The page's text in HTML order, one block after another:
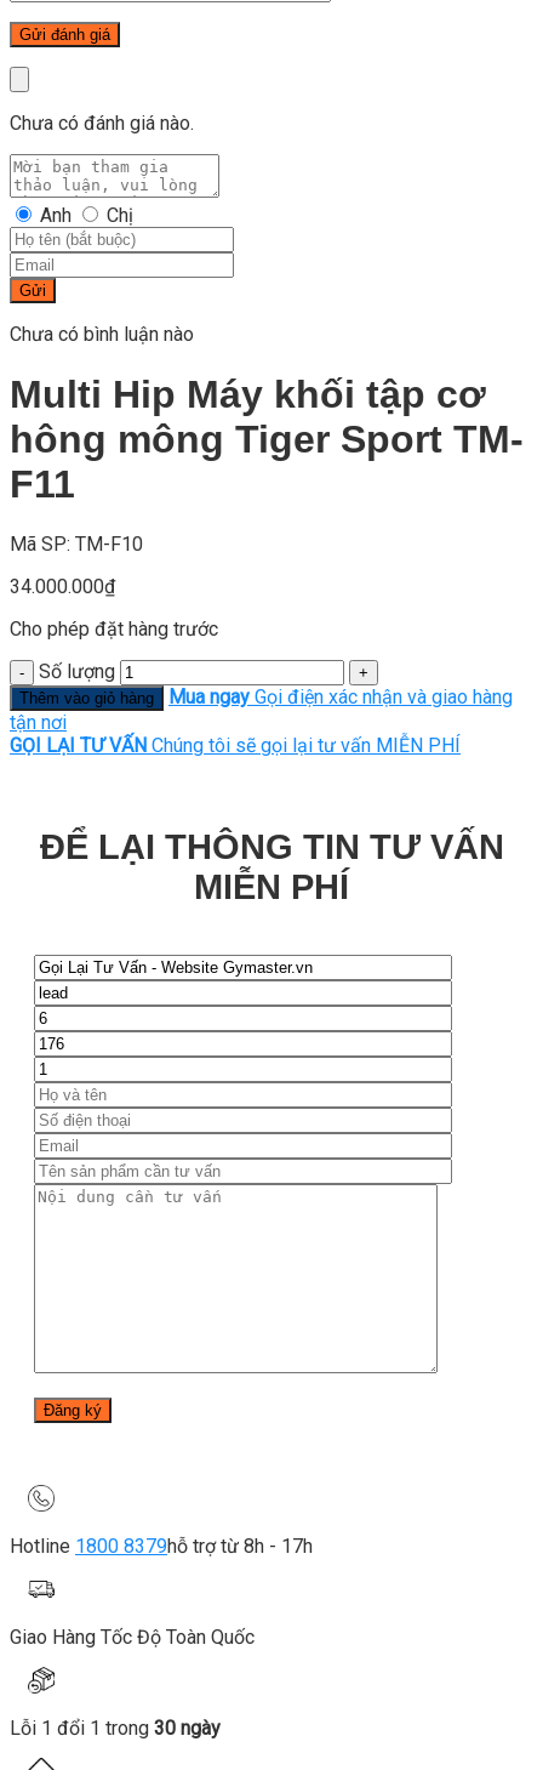
Chưa có đánh giá nào.
Anh Chị
Gửi
Chưa có bình luận nào
Multi Hip Máy khối tập cơ
hông mông Tiger Sport TM-
F11
Mã SP: TM-F10
34.000.000₫
Cho phép đặt hàng trước
Số lượng
Thêm vào giỏ hàng Mua ngay Gọi điện xác nhận và giao hàng
tận nơi
GỌI LẠI TƯ VẤN Chúng tôi sẽ gọi lại tư vấn MIỄN PHÍ
ĐỂ LẠI THÔNG TIN TƯ VẤN
MIỄN PHÍ
Hotline 1800 8379hỗ trợ từ 8h - 17h
Giao Hàng Tốc Độ Toàn Quốc
Lỗi 1 đổi 1 trong 30 ngày